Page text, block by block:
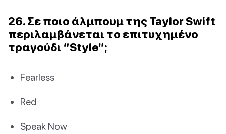
26. Σε ποιο άλμπουμ της Taylor Swift
περιλαμβάνεται το επιτυχημένο
τραγούδι “Style”;
Fearless
Red
Speak Now